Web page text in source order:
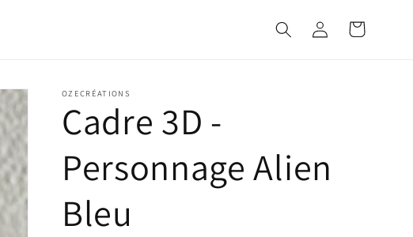
Connexion Panier
OZECRÉATIONS
Cadre 3D -
Personnage Alien
Bleu